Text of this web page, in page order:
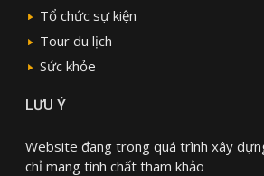
Tổ chức sự kiện
Tour du lịch
Sức khỏe
LƯU Ý
Website đang trong quá trình xây
chỉ mang tính chất tham khảo